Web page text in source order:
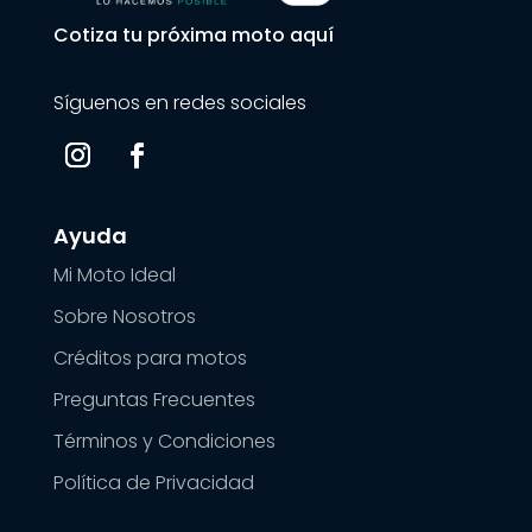
Cotiza tu próxima moto aquí
Síguenos en redes sociales
Ayuda
Mi Moto Ideal
Sobre Nosotros
Créditos para motos
Preguntas Frecuentes
Términos y Condiciones
Política de Privacidad